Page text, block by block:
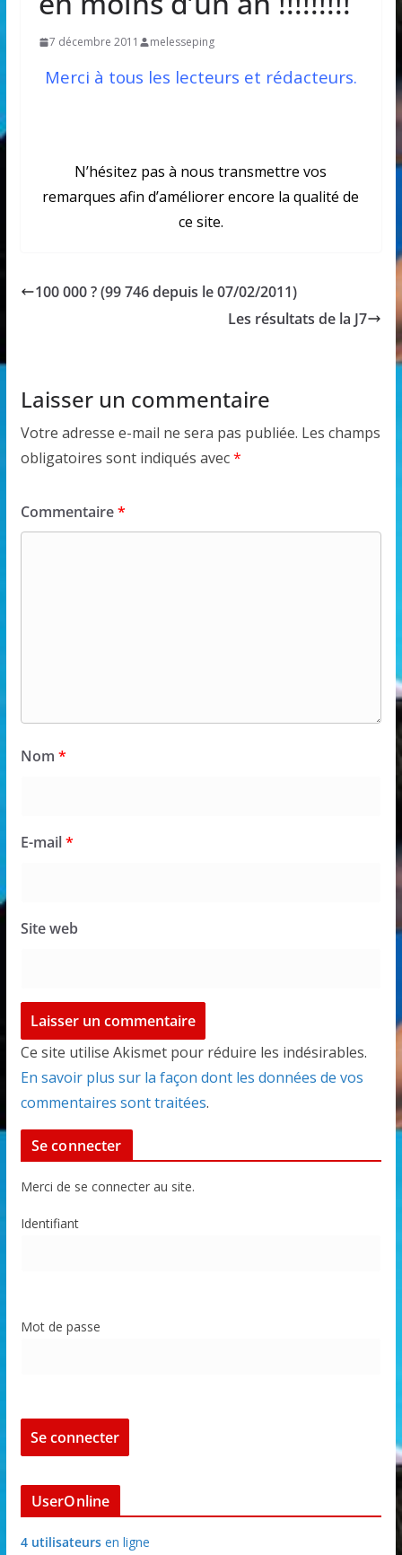
7 décembre 2011 melesseping
Merci à tous les lecteurs et rédacteurs.
N’hésitez pas à nous transmettre vos
remarques afin d’améliorer encore la qualité de
ce site.
100 000 ? (99 746 depuis le 07/02/2011)
Les résultats de la J7
Laisser un commentaire
Votre adresse e-mail ne sera pas publiée. Les champs
obligatoires sont indiqués avec*
Commentaire*
Nom *
E-mail*
Site web
Ce site utilise Akismet pour réduire les indésirables.
En savoir plus sur la façon dont les données de vos
commentaires sont traitées.
Se connecter
Merci de se connecter au site.
Identifiant
Mot de passe
UserOnline
4 utilisateursen ligne